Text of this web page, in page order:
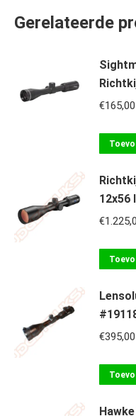
Gerelateerde
€165,00
12x56
€
€395,00